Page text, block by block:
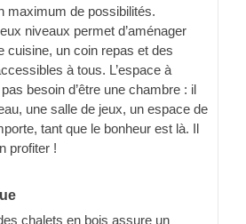
maximum de possibilités.
niveaux permet d’aménager
cuisine, un coin repas et des
à tous. L’espace à
pas besoin d’être une chambre : il
une salle de jeux, un espace de
tant que le bonheur est là. Il
profiter !
chalets en bois assure un